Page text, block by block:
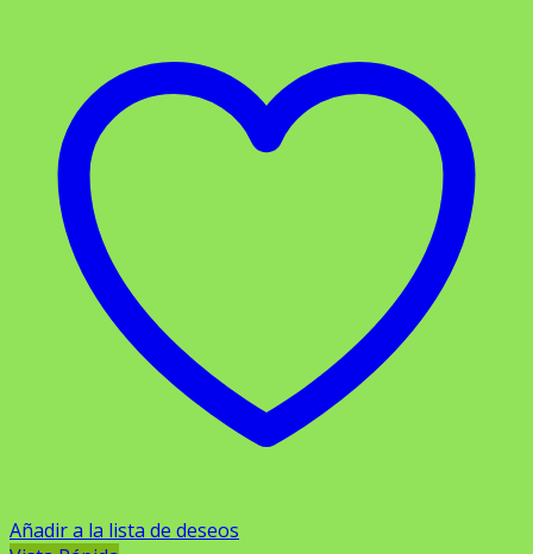
Añadir a la lista de deseos